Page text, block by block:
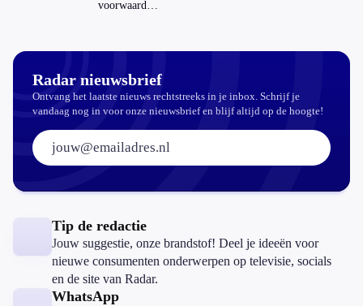
voorwaarden
Radar nieuwsbrief
Ontvang het laatste nieuws rechtstreeks in je inbox. Schrijf je
vandaag nog in voor onze nieuwsbrief en blijf altijd op de hoogte!
E-mailadres:
Tip de redactie
Jouw suggestie, onze brandstof! Deel je ideeën voor
nieuwe consumenten onderwerpen op televisie, socials
en de site van Radar.
WhatsApp